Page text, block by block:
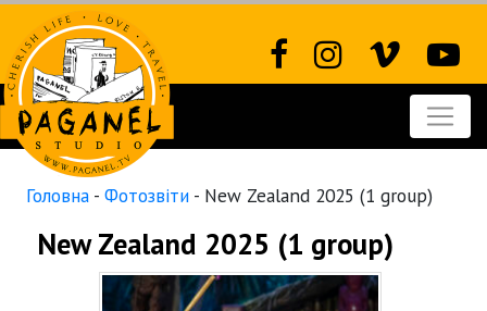
Головна- Фотозвіти- New Zealand 2025 (1 group)
New Zealand 2025 (1 group)